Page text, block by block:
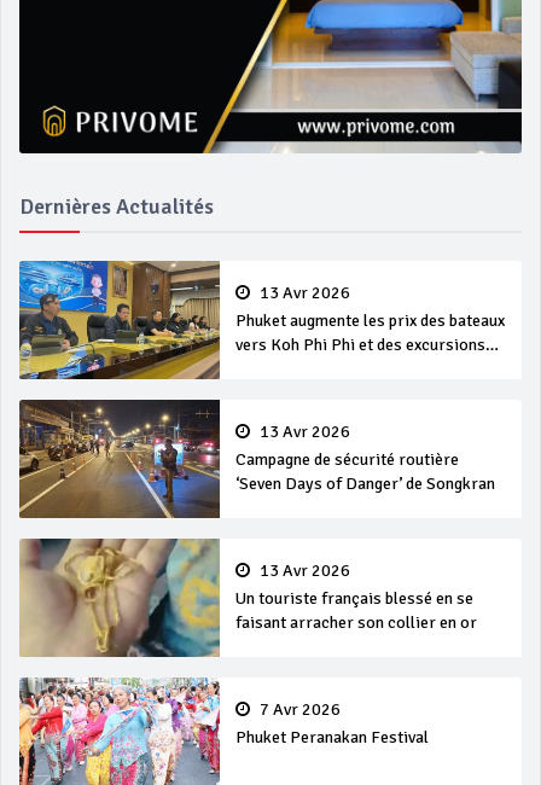
Dernières Actualités
13 Avr 2026
Phuket augmente les prix des bateaux
vers Koh Phi Phi et des excursions
13 Avr 2026
Campagne de sécurité routière
‘Seven Days of Danger’ de Songkran
13 Avr 2026
Un touriste français blessé en se
faisant arracher son collier en or
7 Avr 2026
Phuket Peranakan Festival